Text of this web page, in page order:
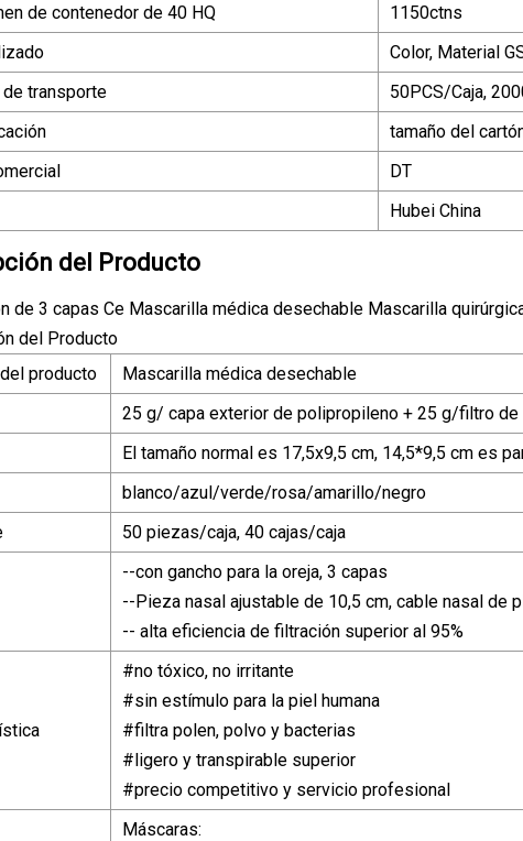
de contenedor de 40 HQ
1150ctns
Color, Material
transporte
50PCS/Caja,
tamaño del
DT
Hubei China
del Producto
de 3 capas Ce Mascarilla médica desechable Mascarilla
del Producto
producto
Mascarilla médica desechable
25 g/ capa exterior de polipropileno + 25 g/filtro
El tamaño normal es 17,5x9,5 cm, 14,5*9,5 cm es
blanco/azul/verde/rosa/amarillo/negro
50 piezas/caja, 40 cajas/caja
--con gancho para la oreja, 3 capas
--Pieza nasal ajustable de 10,5 cm, cable nasal de
-- alta eficiencia de filtración superior al 95%
#no tóxico, no irritante
#sin estímulo para la piel humana
#filtra polen, polvo y bacterias
#ligero y transpirable superior
#precio competitivo y servicio profesional
Máscaras: